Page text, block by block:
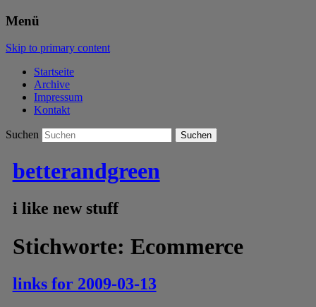
Menü
Skip to primary content
Startseite
Archive
Impressum
Kontakt
Suchen
betterandgreen
i like new stuff
Stichworte: Ecommerce
links for 2009-03-13